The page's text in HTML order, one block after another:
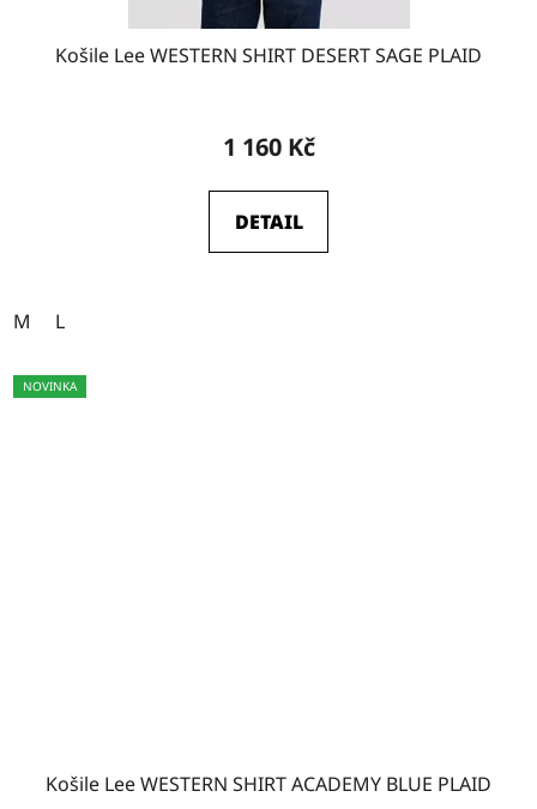
Košile Lee WESTERN SHIRT DESERT SAGE PLAID
1 160 Kč
DETAIL
M L
NOVINKA
Košile Lee WESTERN SHIRT ACADEMY BLUE PLAID